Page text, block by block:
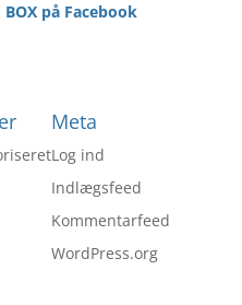
på Facebook
Meta
Log ind
Indlægsfeed
Kommentarfeed
WordPress.org